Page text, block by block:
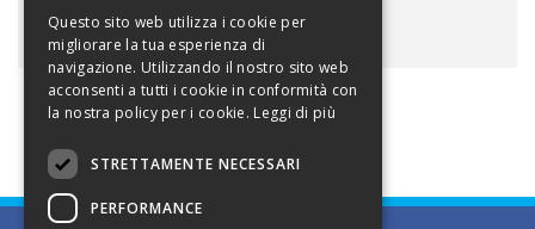
ALLEGATI
Questo sito web utilizza i cookie per
migliorare la tua esperienza di
navigazione. Utilizzando il nostro sito web
acconsenti a tutti i cookie in conformità con
la nostra policy per i cookie. Leggi di più
STRETTAMENTE NECESSARI
PERFORMANCE